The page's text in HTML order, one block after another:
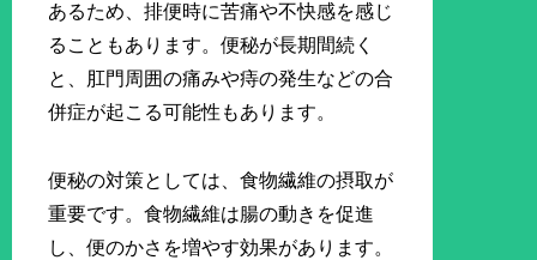
あるため、排便時に苦痛や不快感を感じ
ることもあります。便秘が長期間続く
と、肛門周囲の痛みや痔の発生などの合
併症が起こる可能性もあります。
便秘の対策としては、食物繊維の摂取が
重要です。食物繊維は腸の動きを促進
し、便のかさを増やす効果があります。